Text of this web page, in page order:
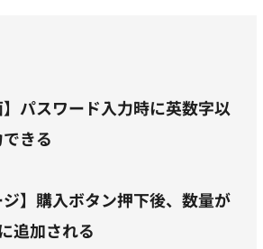
】パスワード入力時に英数字以
きる
ジ】購入ボタン押下後、数量が
追加される